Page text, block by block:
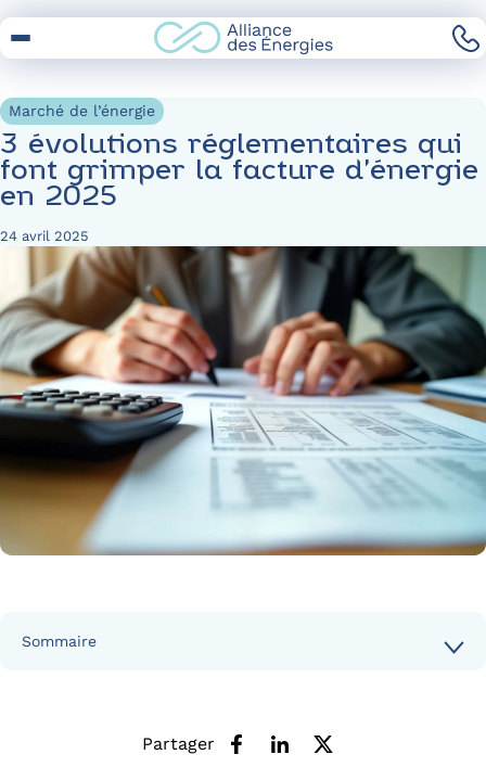
to
Marché de l’énergie
3 évolutions réglementaires qui
font grimper la facture d’énergie
en 2025
24 avril 2025
Sommaire
Partager